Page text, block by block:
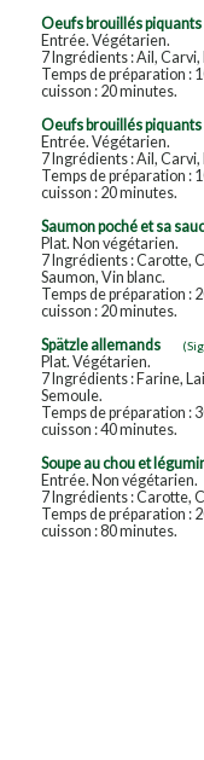
Oeufs brouillés piquants
Entrée. Végétarien.
7 Ingrédients : Ail,
Temps de préparation :
cuisson : 20 minutes.
Oeufs brouillés piquants
Entrée. Végétarien.
7 Ingrédients : Ail,
Temps de préparation :
cuisson : 20 minutes.
Saumon poché et sa
Plat. Non végétarien.
7 Ingrédients : Carotte,
Saumon, Vin blanc.
Temps de préparation :
cuisson : 20 minutes.
Spätzle allemands
Plat. Végétarien.
7 Ingrédients : Farine,
Semoule.
Temps de préparation :
cuisson : 40 minutes.
Soupe au chou et
Entrée. Non végétarien.
7 Ingrédients : Carotte,
Temps de préparation :
cuisson : 80 minutes.